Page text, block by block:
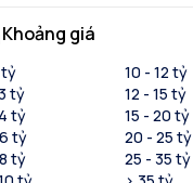
Khoảng giá
tỷ
tỷ
tỷ
tỷ
tỷ
10 - 12 tỷ
12 - 15 tỷ
15 - 20 tỷ
20 - 25 tỷ
25 - 35 tỷ